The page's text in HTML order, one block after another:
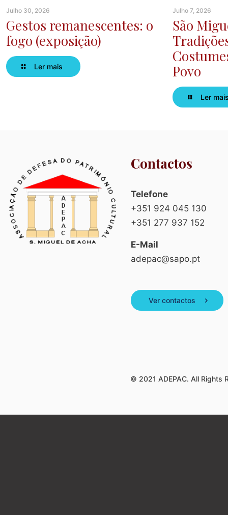
Julho 30, 2026
Gestos remanescentes: o
fogo (exposição)
Ler mais
Julho 7, 2026
São
Povo
Ler
Contactos
Telefone
+351 924 045 130
+351 277 937 152
E-Mail
adepac@sapo.pt
Ver contactos
© 2021 ADEPAC. All Rights